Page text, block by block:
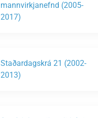
mannvirkjanefnd (2005-
2017)
Staðardagskrá 21 (2002-
2013)